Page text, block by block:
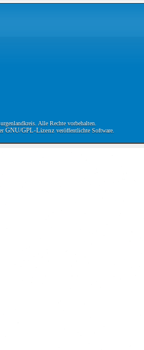
Alle Rechte vorbehalten.
GNU/GPL-Lizenzveröffentlichte Software.